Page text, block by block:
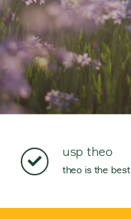
usp theo
theo is the best